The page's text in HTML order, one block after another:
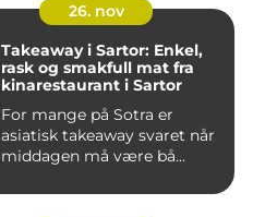
26. nov
Takeaway i Sartor: Enkel,
rask og smakfull mat fra
kinarestaurant i Sartor
For mange på Sotra er
asiatisk takeaway svaret når
middagen må være bå...